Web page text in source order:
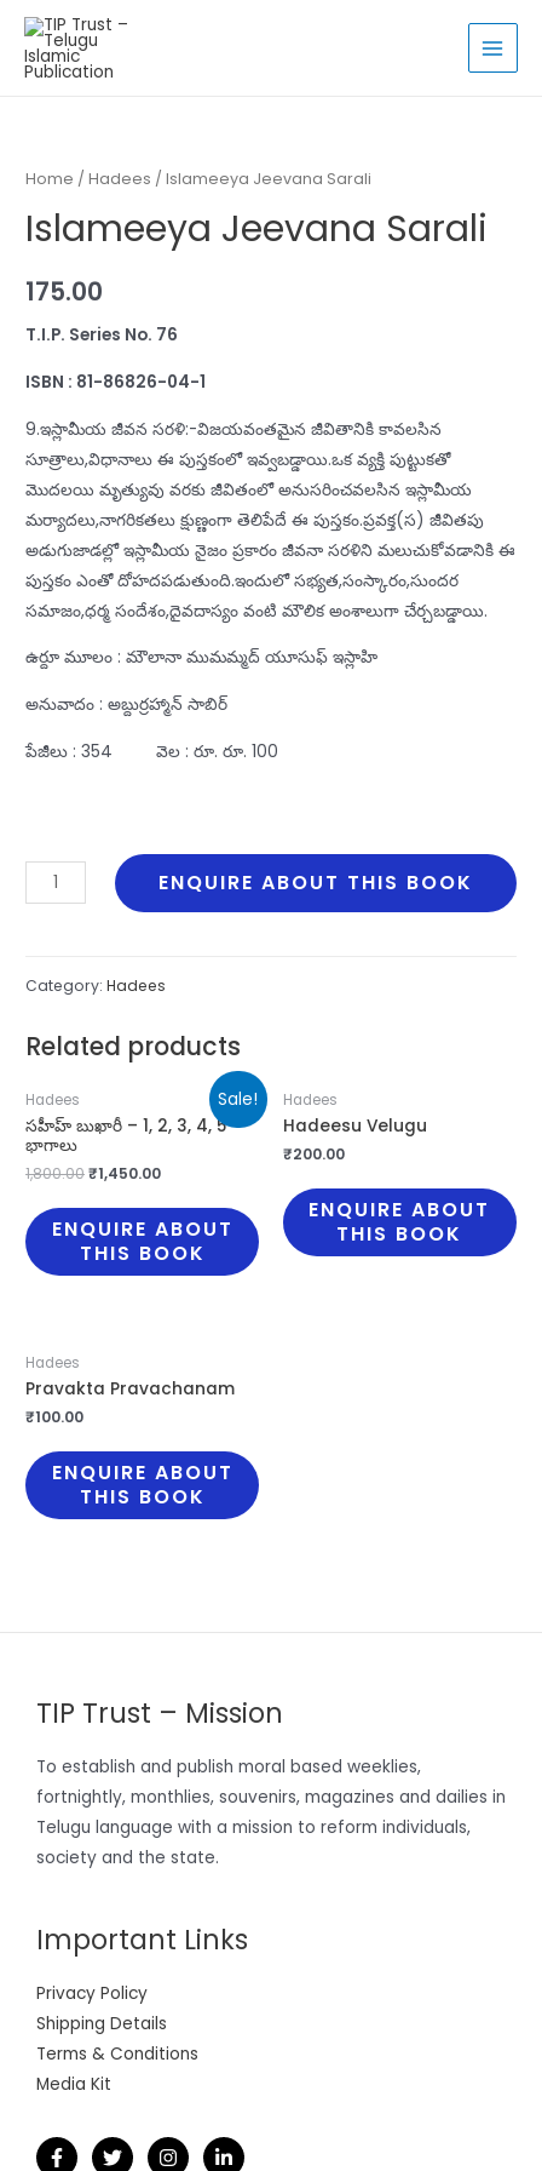
Skip
content
Home /Hadees / Islameeya Jeevana Sarali
Islameeya Jeevana Sarali
175.00
T.I.P. Series No. 76
ISBN : 81-86826-04-1
9.ఇస్లామీయ జీవన సరళి:-విజయవంతమైన జీవితానికి కావలసిన
సూత్రాలు,విధానాలు ఈ పుస్తకంలో ఇవ్వబడ్డాయి.ఒక వ్యక్తి పుట్టుకతో
మొదలయి మృత్యువు వరకు జీవితంలో అనుసరించవలసిన ఇస్లామీయ
మర్యాదలు,నాగరికతలు క్షుణ్ణంగా తెలిపేదే ఈ పుస్తకం.ప్రవక్త(స) జీవితపు
అడుగుజాడల్లో ఇస్లామీయ నైజం ప్రకారం జీవనా సరళిని మలుచుకోవడానికి ఈ
పుస్తకం ఎంతో దోహదపడుతుంది.ఇందులో సభ్యత,సంస్కారం,సుందర
సమాజం,ధర్మ సందేశం,దైవదాస్యం వంటి మౌలిక అంశాలుగా చేర్చబడ్డాయి.
ఉర్దూ మూలం : మౌలానా ముమమ్మద్‌ యూసుఫ్‌ ఇస్లాహి
అనువాదం : అబ్దుర్రహ్మాన్‌ సాబిర్‌
పేజీలు : 354 వెల : రూ. రూ. 100
Islameeya
Jeevana
ENQUIRE ABOUT THIS BOOK
Category:Hadees
Related products
Sale!
Hadees
సహీహ్ బుఖారీ – 1, 2, 3, 4, 5
భాగాలు
1,800.00₹1,450.00
ENQUIRE ABOUT
THIS BOOK
Hadees
Hadeesu Velugu
₹200.00
ENQUIRE ABOUT
THIS BOOK
Hadees
Pravakta Pravachanam
₹100.00
ENQUIRE ABOUT
THIS BOOK
TIP Trust – Mission
To establish and publish moral based weeklies,
fortnightly, monthlies, souvenirs, magazines and dailies in
Telugu language with a mission to reform individuals,
society and the state.
Important Links
Privacy Policy
Shipping Details
Terms & Conditions
Media Kit